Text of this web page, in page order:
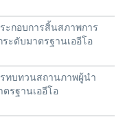
ะกอบการสิ้นสภาพการ
ะดับมาตรฐานเออีโอ
ทบทวนสถานภาพผู้นำ
รฐานเออีโอ